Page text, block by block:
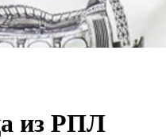
из РПЛ